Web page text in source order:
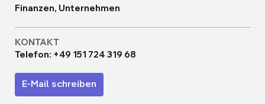
Finanzen, Unternehmen
KONTAKT
Telefon: +49 151 724 319 68
E-Mail schreiben